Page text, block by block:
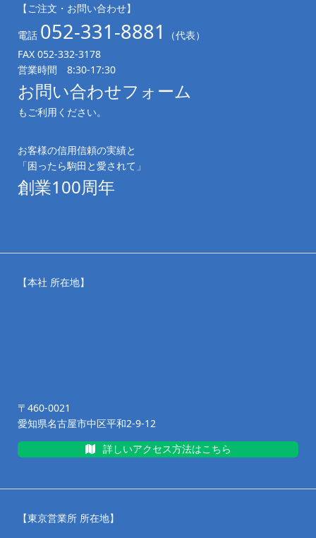
【ご注文・お問い合わせ】
電話 052-331-8881
（代表）
FAX 052-332-3178
営業時間 8:30-17:30
お問い合わせフォーム
もご利用ください。
お客様の信用信頼の実績と
「困ったら駒田と愛されて」
創業100周年
【本社 所在地】
〒460-0021
愛知県名古屋市中区平和2-9-12
詳しいアクセス方法はこちら
【東京営業所 所在地】